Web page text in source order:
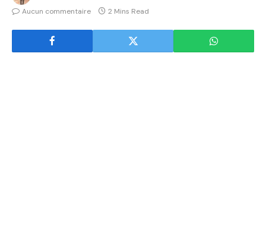
Aucun commentaire
2 Mins Read